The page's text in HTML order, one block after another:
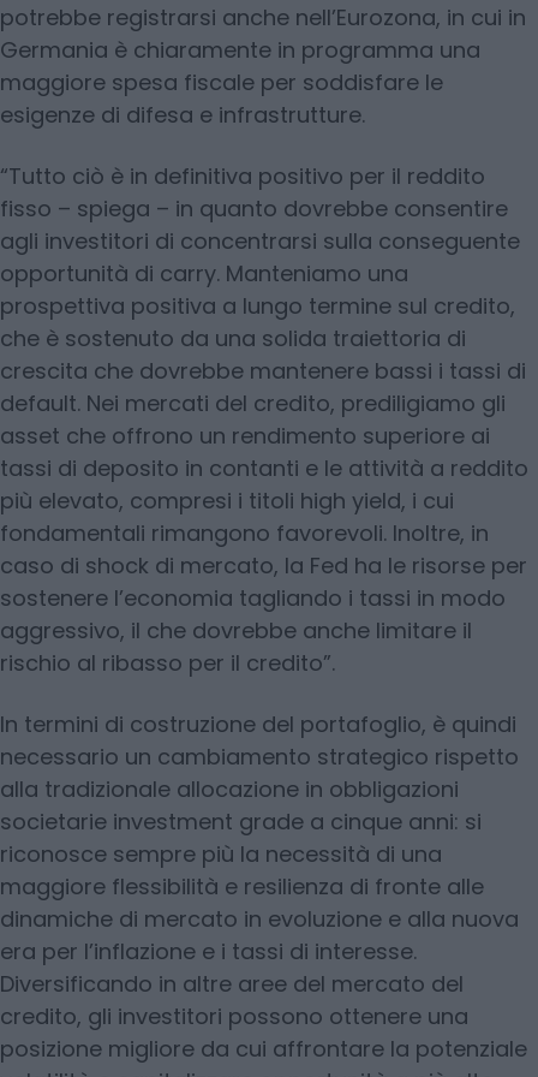
potrebbe registrarsi anche nell’Eurozona, in cui in
Germania è chiaramente in programma una
maggiore spesa fiscale per soddisfare le
esigenze di difesa e infrastrutture.
“Tutto ciò è in definitiva positivo per il reddito
fisso – spiega – in quanto dovrebbe consentire
agli investitori di concentrarsi sulla conseguente
opportunità di carry. Manteniamo una
prospettiva positiva a lungo termine sul credito,
che è sostenuto da una solida traiettoria di
crescita che dovrebbe mantenere bassi i tassi di
default. Nei mercati del credito, prediligiamo gli
asset che offrono un rendimento superiore ai
tassi di deposito in contanti e le attività a reddito
più elevato, compresi i titoli high yield, i cui
fondamentali rimangono favorevoli. Inoltre, in
caso di shock di mercato, la Fed ha le risorse per
sostenere l’economia tagliando i tassi in modo
aggressivo, il che dovrebbe anche limitare il
rischio al ribasso per il credito”.
In termini di costruzione del portafoglio, è quindi
necessario un cambiamento strategico rispetto
alla tradizionale allocazione in obbligazioni
societarie investment grade a cinque anni: si
riconosce sempre più la necessità di una
maggiore flessibilità e resilienza di fronte alle
dinamiche di mercato in evoluzione e alla nuova
era per l’inflazione e i tassi di interesse.
Diversificando in altre aree del mercato del
credito, gli investitori possono ottenere una
posizione migliore da cui affrontare la potenziale